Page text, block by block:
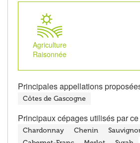
Agriculture
Raisonnée
Principales appellations
Côtes de Gascogne
Principaux cépages utilisés par
Chardonnay Chenin